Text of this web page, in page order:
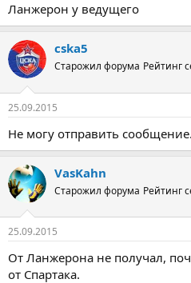
Ланжерон у ведущего
cska5
Старожил форума Рейтинг
25.09.2015
Не могу отправить
VasKahn
Старожил форума Рейтинг
25.09.2015
От Ланжерона не получал,
от Спартака.